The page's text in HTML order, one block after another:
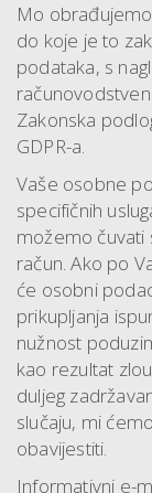
Mo
do koje je to
podataka, s
Zakonska
GDPR-a.
Vaše osobne
specifičnih
možemo čuvati
račun. Ako po
će osobni
prikupljanja
nužnost
kao rezultat
duljeg
slučaju, mi
obavijestiti.
Informativni e-